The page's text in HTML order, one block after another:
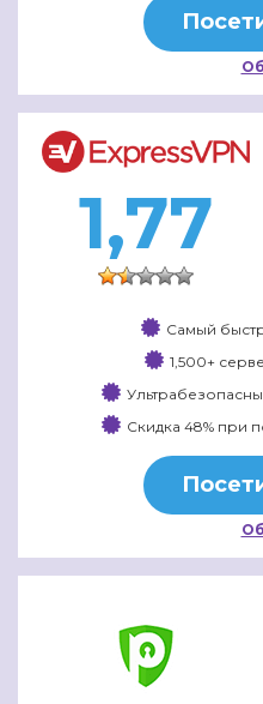
1,77
Самый
1,500+
Скидка 48% при